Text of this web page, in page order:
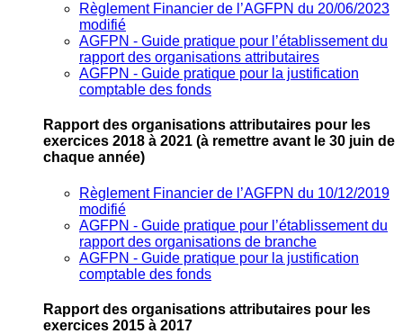
Règlement Financier de l’AGFPN du 20/06/2023
modifié
AGFPN ‐ Guide pratique pour l’établissement du
rapport des organisations attributaires
AGFPN ‐ Guide pratique pour la justification
comptable des fonds
Rapport des organisations attributaires pour les
exercices 2018 à 2021 (à remettre avant le 30 juin de
chaque année)
Règlement Financier de l’AGFPN du 10/12/2019
modifié
AGFPN ‐ Guide pratique pour l’établissement du
rapport des organisations de branche
AGFPN ‐ Guide pratique pour la justification
comptable des fonds
Rapport des organisations attributaires pour les
exercices 2015 à 2017